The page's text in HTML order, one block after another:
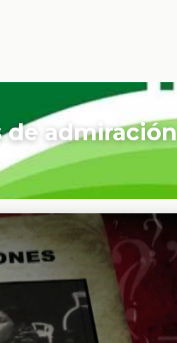
de admiración